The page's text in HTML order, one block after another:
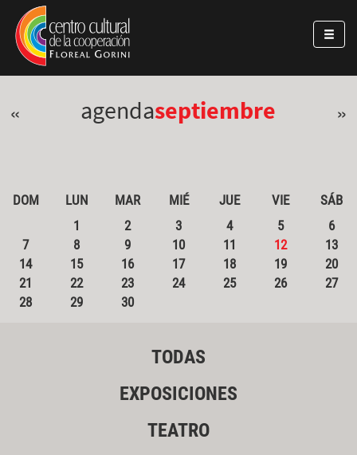
Pasar al contenido principal
Jump to main content
« agendaseptiembre »
DOM LUN MAR MIÉ JUE VIE
SÁB
1
2 3 4 5
6
7
8 9 10 11 12
13
14
15 16 17 18 19
20
21
22 23 24 25 26
27
28
29 30
TODAS
EXPOSICIONES
TEATRO